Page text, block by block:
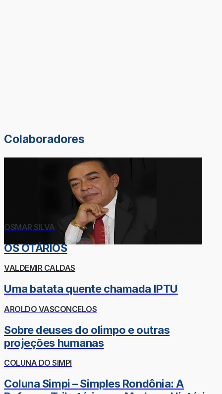
Colaboradores
OSMAR SILVA
OS OTÁRIOS
VALDEMIR CALDAS
Uma batata quente chamada IPTU
AROLDO VASCONCELOS
Sobre deuses do olimpo e outras
projeções humanas
COLUNA DO SIMPI
Coluna Simpi – Simples Rondônia: A